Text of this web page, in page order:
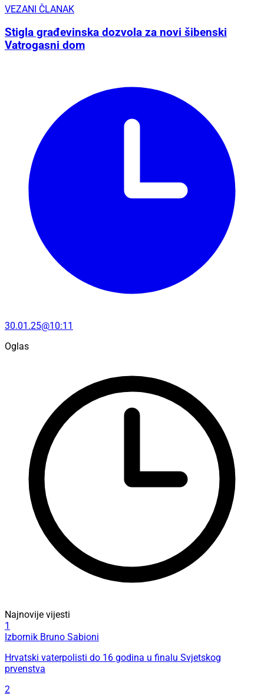
VEZANI ČLANAK
Stigla građevinska dozvola za novi šibenski
Vatrogasni dom
30.01.25@10:11
Oglas
Najnovije vijesti
1
Izbornik Bruno Sabioni
Hrvatski vaterpolisti do 16 godina u finalu Svjetskog
prvenstva
2